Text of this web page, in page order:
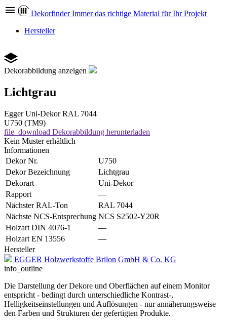
Dekorfinder Immer das richtige Material für Ihr Projekt
Hersteller
Dekorabbildung anzeigen
Lichtgrau
Egger Uni-Dekor RAL 7044
U750 (TM9)
file_download Dekorabbildung herunterladen
Kein Muster erhältlich
Informationen
Dekor Nr.
U750
Dekor Bezeichnung
Lichtgrau
Dekorart
Uni-Dekor
Rapport
—
Nächster RAL-Ton
RAL 7044
Nächste NCS-Entsprechung NCS S2502-Y20R
Holzart DIN 4076-1
—
Holzart EN 13556
—
Hersteller
EGGER Holzwerkstoffe Brilon GmbH & Co. KG
info_outline
Die Darstellung der Dekore und Oberflächen auf einem Monitor
entspricht - bedingt durch unterschiedliche Kontrast-,
Helligkeitseinstellungen und Auflösungen - nur annäherungsweise
den Farben und Strukturen der gefertigten Produkte.